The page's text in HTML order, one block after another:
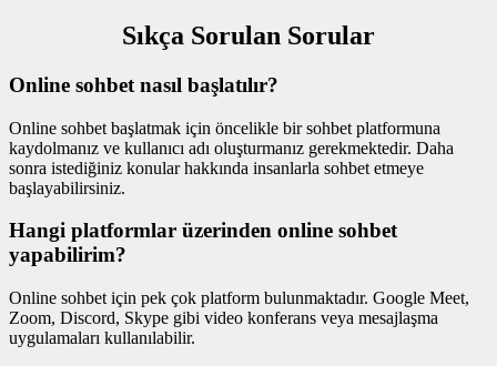
Sıkça Sorulan Sorular
Online sohbet nasıl başlatılır?
Online sohbet başlatmak için öncelikle bir sohbet platformuna
kaydolmanız ve kullanıcı adı oluşturmanız gerekmektedir. Daha
sonra istediğiniz konular hakkında insanlarla sohbet etmeye
başlayabilirsiniz.
Hangi platformlar üzerinden online sohbet
yapabilirim?
Online sohbet için pek çok platform bulunmaktadır. Google Meet,
Zoom, Discord, Skype gibi video konferans veya mesajlaşma
uygulamaları kullanılabilir.